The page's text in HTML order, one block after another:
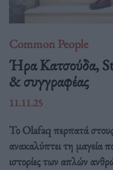
Common People
Ήρα Κατσούδα,
& συγγραφέας
11.11.25
Το Olafaq περπατά
ανακαλύπτει τη μαγεία
ιστορίες των απλών